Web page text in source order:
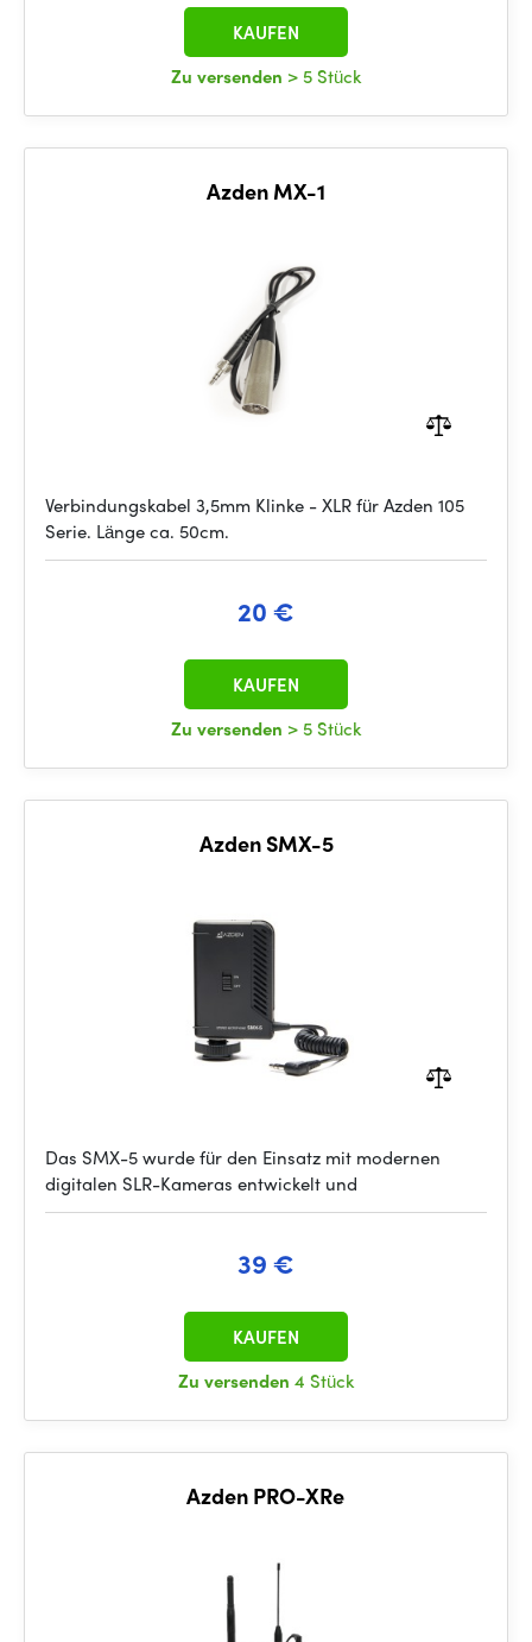
Zu versenden > 5 Stück
KAUFEN
Azden MX-1
Verbindungskabel 3,5mm Klinke - XLR für Azden 105
Serie. Länge ca. 50cm.
20 €
Zu versenden > 5 Stück
KAUFEN
Azden SMX-5
Das SMX-5 wurde für den Einsatz mit modernen
digitalen SLR-Kameras entwickelt und
39 €
Zu versenden 4 Stück
KAUFEN
Azden PRO-XRe